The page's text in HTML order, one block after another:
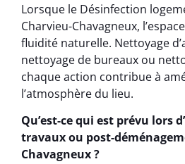
Lorsque le Désinfection
Charvieu-Chavagneux,
fluidité naturelle. Nettoyage
nettoyage de bureaux ou
chaque action contribue à
l’atmosphère du lieu.
Qu’est-ce qui est prévu lors
travaux ou post-
Chavagneux ?